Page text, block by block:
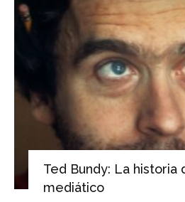
Ted Bundy: La historia
mediático